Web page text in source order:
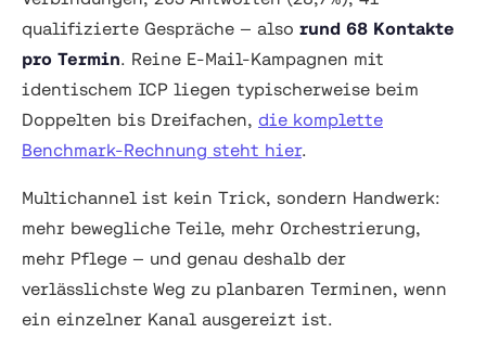
qualifizierte Gespräche — also rund 68 Kontakte
pro Termin. Reine E-Mail-Kampagnen mit
identischem ICP liegen typischerweise beim
Doppelten bis Dreifachen, die komplette
Benchmark-Rechnung steht hier.
Multichannel ist kein Trick, sondern Handwerk:
mehr bewegliche Teile, mehr Orchestrierung,
mehr Pflege — und genau deshalb der
verlässlichste Weg zu planbaren Terminen, wenn
ein einzelner Kanal ausgereizt ist.